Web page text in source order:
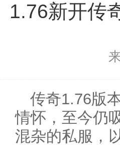
1.76新开传
传奇1.76版
情怀，至今仍
混杂的私服，